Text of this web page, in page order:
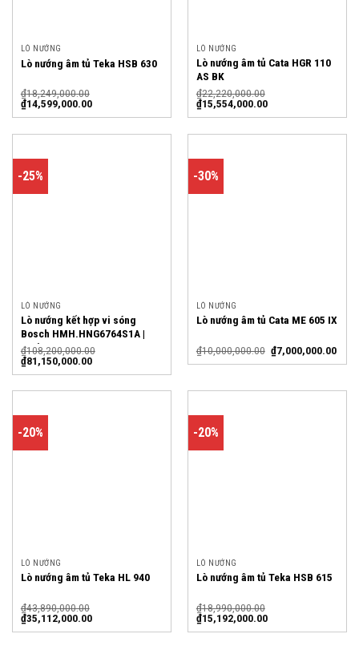
LÒ NƯỚNG
Lò nướng âm tủ Teka HSB 630
₫18,249,000.00
₫14,599,000.00
LÒ NƯỚNG
Lò nướng âm tủ Cata HGR 110
AS BK
₫22,220,000.00
₫15,554,000.00
-25%
LÒ NƯỚNG
Lò nướng kết hợp vi sóng
Bosch HMH.HNG6764S1A |
Serie 8
₫108,200,000.00
₫81,150,000.00
-30%
LÒ NƯỚNG
Lò nướng âm tủ Cata ME 605 IX
₫10,000,000.00 ₫7,000,000.00
-20%
LÒ NƯỚNG
Lò nướng âm tủ Teka HL 940
₫43,890,000.00
₫35,112,000.00
-20%
LÒ NƯỚNG
Lò nướng âm tủ Teka HSB 615
₫18,990,000.00
₫15,192,000.00